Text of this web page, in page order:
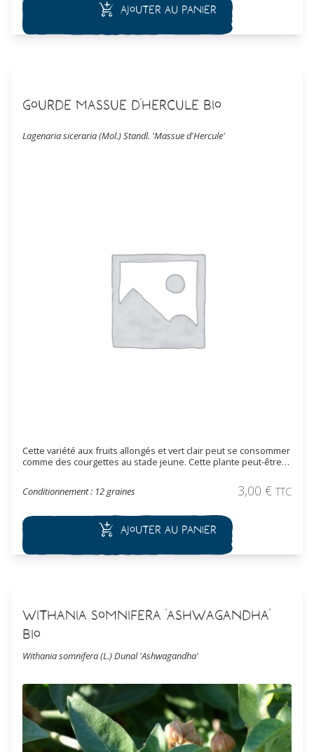
Ajouter au panier
Gourde Massue d'Hercule Bio
Lagenaria siceraria (Mol.) Standl. 'Massue d'Hercule'
Cette variété aux fruits allongés et vert clair peut se consommer
comme des courgettes au stade jeune. Cette plante peut-être
Conditionnement : 12 graines 3,00 € TTC
Ajouter au panier
Withania somnifera 'Ashwagandha'
Bio
Withania somnifera (L.) Dunal 'Ashwagandha'